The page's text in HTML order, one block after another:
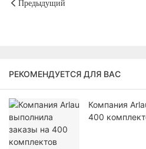
Предыдущий
РЕКОМЕНДУЕТСЯ ДЛЯ ВАС
Компания
400